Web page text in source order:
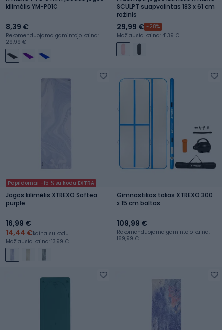
kilimėlis YM-P01C
8,39 €
Rekomenduojama gamintojo kaina:
29,99 €
SCULPT suapvalintas 183 x 61 cm
rožinis
29,99 € -28%
Mažiausia kaina: 41,39 €
Papildomai -15 % su kodu EXTRA
Jogos kilimėlis XTREXO Softea
purple
16,99 €
14,44 €kaina su kodu
Mažiausia kaina: 13,99 €
Gimnastikos takas XTREXO 300
x 15 cm baltas
109,99 €
Rekomenduojama gamintojo kaina:
169,99 €